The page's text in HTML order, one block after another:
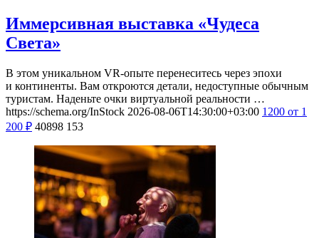
Иммерсивная выставка «Чудеса
Света»
В этом уникальном VR-опыте перенеситесь через эпохи
и континенты. Вам откроются детали, недоступные обычным
туристам. Наденьте очки виртуальной реальности …
https://schema.org/InStock 2026-08-06T14:30:00+03:00 1200 от 1
200 ₽ 40898 153